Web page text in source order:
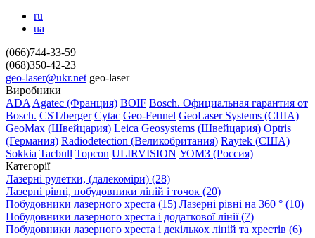
ru
ua
(066)744-33-59
(068)350-42-23
geo-laser@ukr.net geo-laser
Виробники
ADA Agatec (Франция) BOIF Bosch. Официальная гарантия от
Вosch. CST/berger Cytac Geo-Fennel GeoLaser Systems (CША)
GeoMax (Швейцария) Leica Geosystems (Швейцария) Optris
(Германия) Radiodetection (Великобритания) Raytek (США)
Sokkia Tacbull Topcon ULIRVISION УОМЗ (Россия)
Категорії
Лазерні рулетки, (далекоміри) (28)
Лазерні рівні, побудовники ліній і точок (20)
Побудовники лазерного хреста (15) Лазерні рівні на 360 ° (10)
Побудовники лазерного хреста і додаткової лінії (7)
Побудовники лазерного хреста і декількох ліній та хрестів (6)